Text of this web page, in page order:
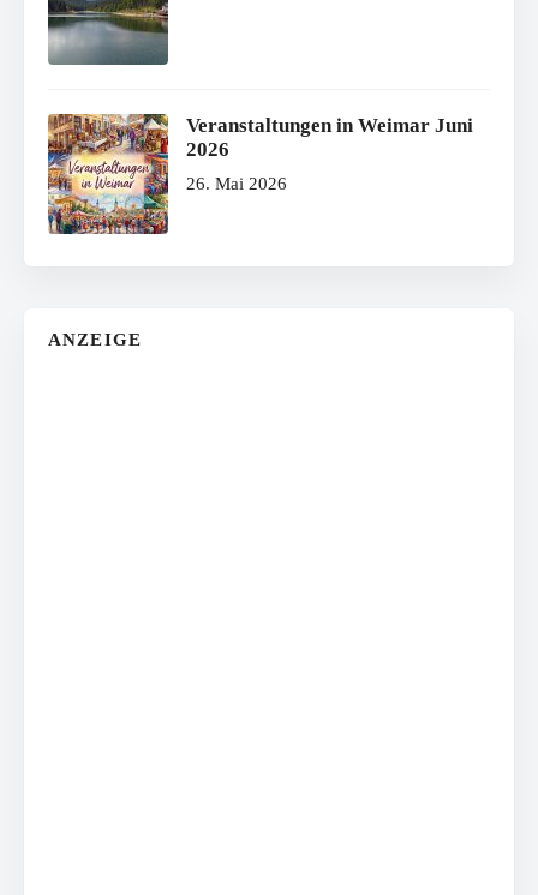
Veranstaltungen in Weimar Juni
2026
26. Mai 2026
ANZEIGE